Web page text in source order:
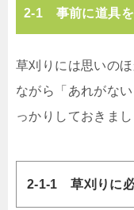
2-1 事前に道具を
草刈りには思いの
ながら「あれがな
っかりしておきまし
2-1-1 草刈りに